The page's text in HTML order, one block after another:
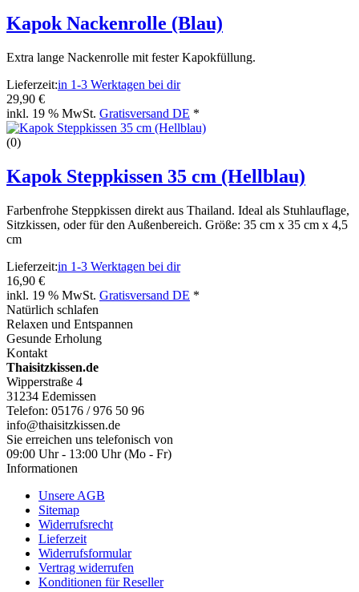
Kapok Nackenrolle (Blau)
Extra lange Nackenrolle mit fester Kapokfüllung.
Lieferzeit:in 1-3 Werktagen bei dir
29,90 €
inkl. 19 % MwSt. Gratisversand DE *
(0)
Kapok Steppkissen 35 cm (Hellblau)
Farbenfrohe Steppkissen direkt aus Thailand. Ideal als Stuhlauflage,
Sitzkissen, oder für den Außenbereich. Größe: 35 cm x 35 cm x 4,5
cm
Lieferzeit:in 1-3 Werktagen bei dir
16,90 €
inkl. 19 % MwSt. Gratisversand DE *
Natürlich schlafen
Relaxen und Entspannen
Gesunde Erholung
Kontakt
Thaisitzkissen.de
Wipperstraße 4
31234 Edemissen
Telefon: 05176 / 976 50 96
info@thaisitzkissen.de
Sie erreichen uns telefonisch von
09:00 Uhr - 13:00 Uhr (Mo - Fr)
Informationen
Unsere AGB
Sitemap
Widerrufsrecht
Lieferzeit
Widerrufsformular
Vertrag widerrufen
Konditionen für Reseller